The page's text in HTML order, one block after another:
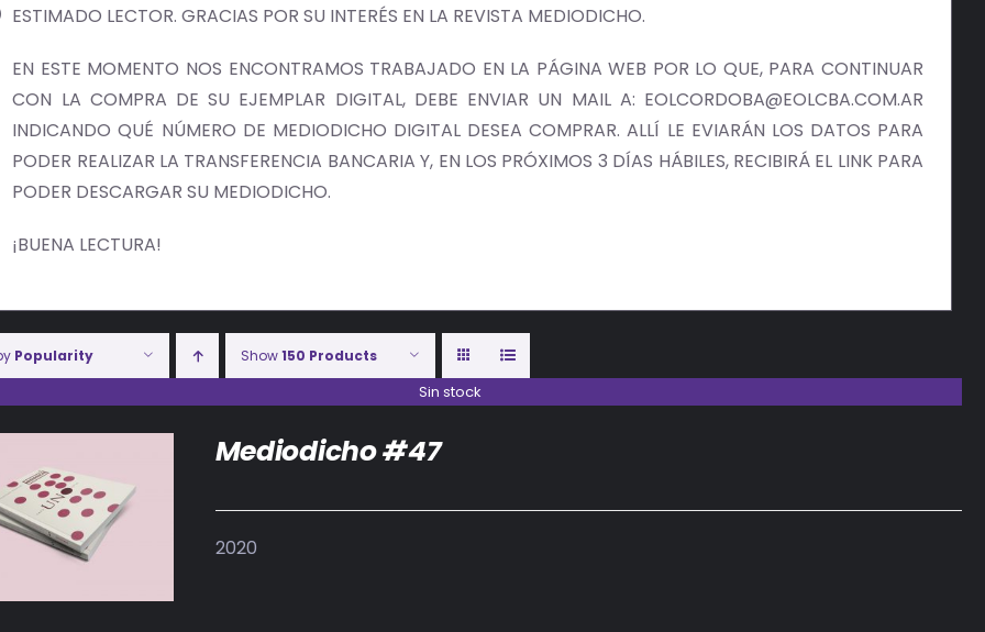
ESTIMADO LECTOR. GRACIAS POR SU INTERÉS EN LA REVISTA MEDIODICHO.
EN ESTE MOMENTO NOS ENCONTRAMOS TRABAJADO EN LA PÁGINA WEB POR LO QUE, PARA CONTINUAR
CON LA COMPRA DE SU EJEMPLAR DIGITAL, DEBE ENVIAR UN MAIL A: EOLCORDOBA@EOLCBA.COM.AR
INDICANDO QUÉ NÚMERO DE MEDIODICHO DIGITAL DESEA COMPRAR. ALLÍ LE EVIARÁN LOS DATOS PARA
PODER REALIZAR LA TRANSFERENCIA BANCARIA Y, EN LOS PRÓXIMOS 3 DÍAS HÁBILES, RECIBIRÁ EL LINK PARA
PODER DESCARGAR SU MEDIODICHO.
¡BUENA LECTURA!
Popularity Show150 Products
Sin stock
DETALLES
Mediodicho #47
2020